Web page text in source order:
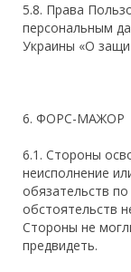
5.8. Права
персональным
Украины «О
6. ФОРС-МАЖОР
6.1. Стороны
неисполнение
обязательств
обстоятельств
Стороны не
предвидеть.